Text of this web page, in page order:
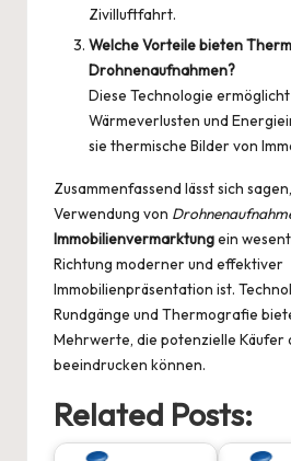
Zivilluftfahrt.
Welche Vorteile bieten
Drohnenaufnahmen?
Diese Technologie
Wärmeverlusten und
sie thermische Bilder von
Zusammenfassend lässt sich
Verwendung von
Immobilienvermarktungein
Richtung moderner und effektiver
Immobilienpräsentation ist.
Rundgänge und Thermografie
Mehrwerte, die potenzielle Käufer
beeindrucken können.
Related Posts: